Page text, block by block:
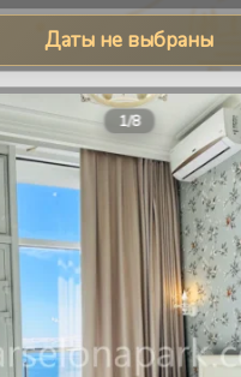
Даты не выбраны
1/8